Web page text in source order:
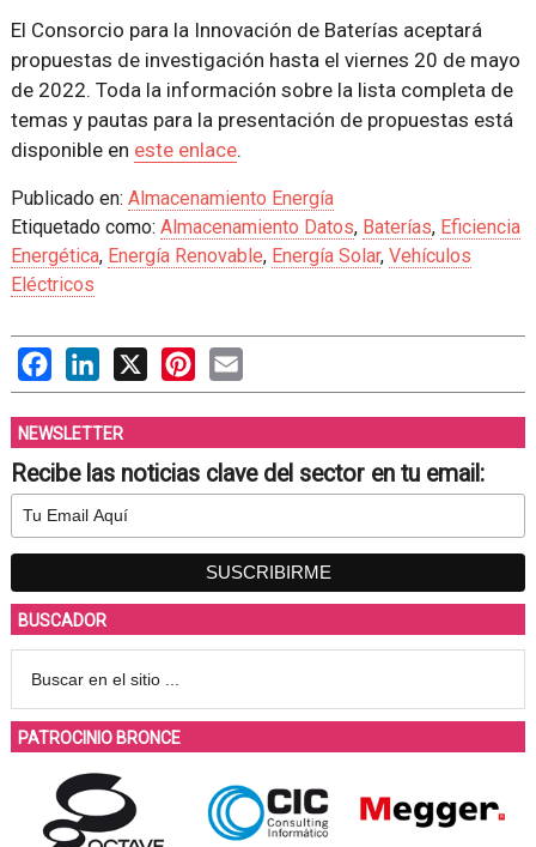
El Consorcio para la Innovación de Baterías aceptará
propuestas de investigación hasta el viernes 20 de mayo
de 2022. Toda la información sobre la lista completa de
temas y pautas para la presentación de propuestas está
disponible en este enlace.
Publicado en: Almacenamiento Energía
Etiquetado como: Almacenamiento Datos, Baterías, Eficiencia
Energética, Energía Renovable, Energía Solar, Vehículos
Eléctricos
FacebookLinkedIn
X PinterestEmail
NEWSLETTER
Recibe las noticias clave del sector en tu email:
BUSCADOR
PATROCINIO BRONCE